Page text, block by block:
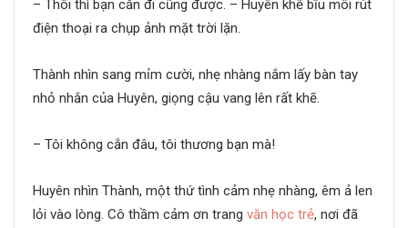
– Thôi thì bạn cắn đi cũng được. – Huyên khẽ bĩu môi rút
điện thoại ra chụp ảnh mặt trời lặn.
Thành nhìn sang mỉm cười, nhẹ nhàng nắm lấy bàn tay
nhỏ nhắn của Huyên, giọng cậu vang lên rất khẽ.
– Tôi không cắn đâu, tôi thương bạn mà!
Huyên nhìn Thành, một thứ tình cảm nhẹ nhàng, êm ả len
lỏi vào lòng. Cô thầm cảm ơn trang văn học trẻ, nơi đã